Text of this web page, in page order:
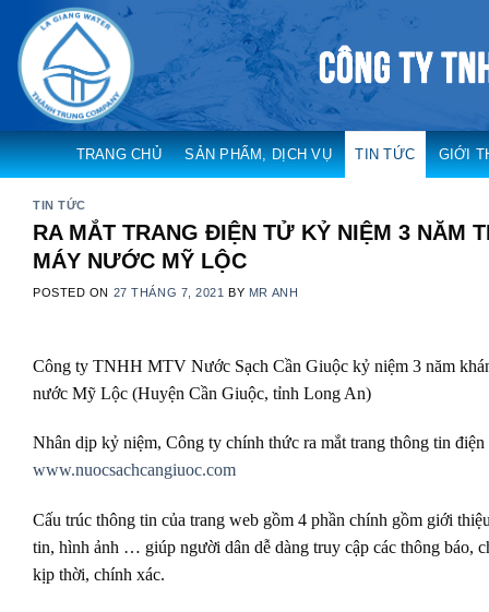
content
TRANG CHỦ SẢN PHẨM, DỊCH VỤ TIN TỨC GIỚI
TIN TỨC
RA MẮT TRANG ĐIỆN TỬ KỶ NIỆM 3 NĂM
MÁY NƯỚC MỸ LỘC
POSTED ON 27 THÁNG 7, 2021 BY MR ANH
Công ty TNHH MTV Nước Sạch Cần Giuộc kỷ niệm 3 năm
nước Mỹ Lộc (Huyện Cần Giuộc, tỉnh Long An)
Nhân dịp kỷ niệm, Công ty chính thức ra mắt trang thông tin
www.nuocsachcangiuoc.com
Cấu trúc thông tin của trang web gồm 4 phần chính gồm giới
tin, hình ảnh … giúp người dân dễ dàng truy cập các thông báo,
kịp thời, chính xác.